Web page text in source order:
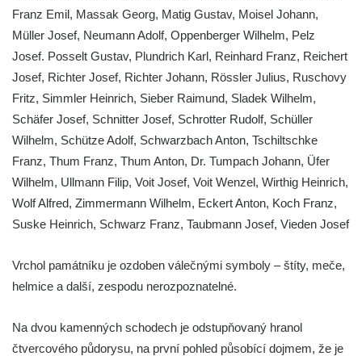
Pomník obětem 2. světové války v Plavu
Pamětní deska obětem 1. světové války v
Kenotaf Leopolda Malata na hřbitově v
Dolním Podluží
Kenotaf Antona Klause na hřbitově v
Dolním Podluží
Kenotaf Heinricha Klause na hřbitově v
Kenotaf Josefa Stolle na hřbitově v Dolním
Pomník obětem 1. světové války na
židovském hřbitově v Mostě
Franz Emil, Massak Georg, Matig Gustav, Moisel Johann,
Müller Josef, Neumann Adolf, Oppenberger Wilhelm, Pelz
Josef. Posselt Gustav, Plundrich Karl, Reinhard Franz, Reichert
Josef, Richter Josef, Richter Johann, Rössler Julius, Ruschovy
Fritz, Simmler Heinrich, Sieber Raimund, Sladek Wilhelm,
Schäfer Josef, Schnitter Josef, Schrotter Rudolf, Schüller
Wilhelm, Schütze Adolf, Schwarzbach Anton, Tschiltschke
Franz, Thum Franz, Thum Anton, Dr. Tumpach Johann, Üfer
Wilhelm, Ullmann Filip, Voit Josef, Voit Wenzel, Wirthig Heinrich,
Wolf Alfred, Zimmermann Wilhelm, Eckert Anton, Koch Franz,
Suske Heinrich, Schwarz Franz, Taubmann Josef, Vieden Josef
Vrchol památníku je ozdoben válečnými symboly – štíty, meče,
helmice a další, zespodu nerozpoznatelné.
Na dvou kamenných schodech je odstupňovaný hranol
čtvercového půdorysu, na první pohled působící dojmem, že je